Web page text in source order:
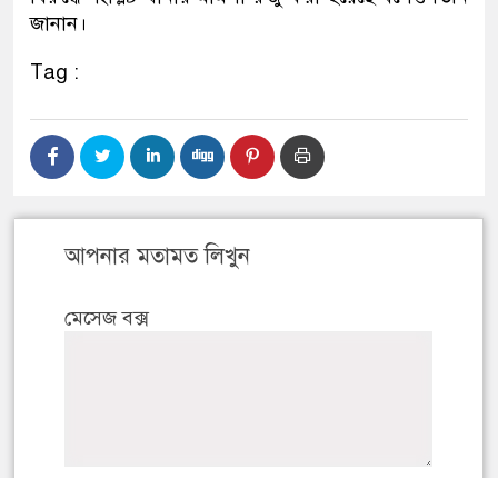
জানান।
Tag :
আপনার মতামত লিখুন
মেসেজ বক্স